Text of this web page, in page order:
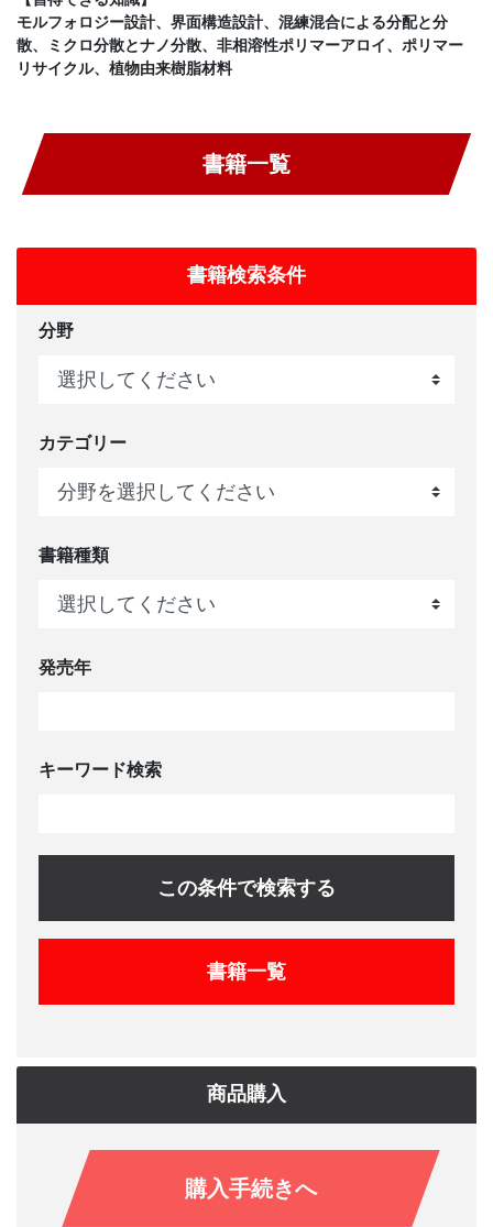
モルフォロジー設計、界面構造設計、混練混合による分配と分
散、ミクロ分散とナノ分散、非相溶性ポリマーアロイ、ポリマー
リサイクル、植物由来樹脂材料
書籍一覧
書籍検索条件
分野
カテゴリー
書籍種類
発売年
キーワード検索
この条件で検索する
書籍一覧
商品購入
購入手続きへ